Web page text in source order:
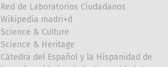
Red de Laboratorios Ciudadanos
Wikipedia madri+d
Science & Culture
Science & Heritage
Cátedra del Español y la Hispanidad de